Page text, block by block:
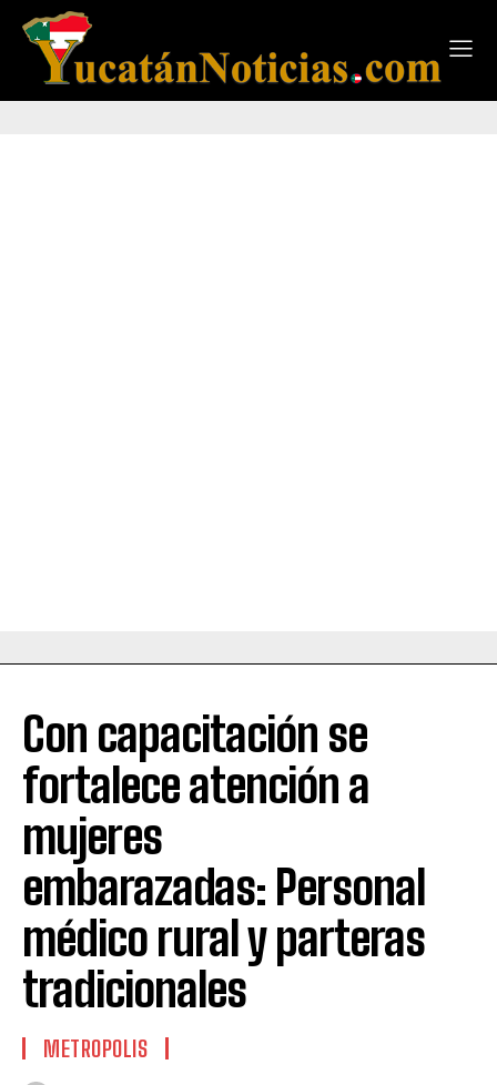
Con capacitación se
fortalece atención a
mujeres
embarazadas: Personal
médico rural y parteras
tradicionales
METROPOLIS